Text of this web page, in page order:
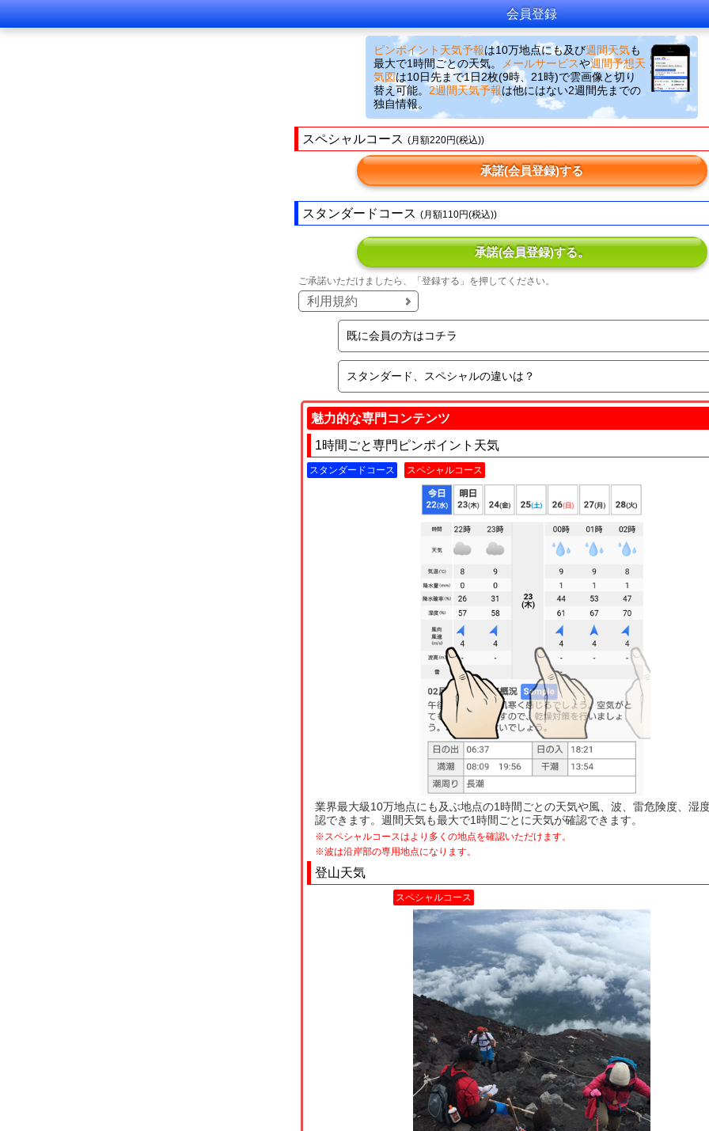
会員登録
ピンポイント天気予報は10万地点にも及び週間天気も
最大で1時間ごとの天気。
メールサービスや週間予想天
気図は10日先まで1日2枚(9時、21時)で雲画像と切り
替え可能。 2週間天気予報は他にはない2週間先までの
独自情報。
スペシャルコース (月額220円(税込))
承諾(会員登録)する
スタンダードコース (月額110円(税込))
承諾(会員登録)する。
ご承諾いただけましたら、「登録する」を押してください。
利用規約
既に会員の方はコチラ
スタンダード、スペシャルの違いは？
魅力的な専門コンテンツ
1時間ごと専門ピンポイント天気
スタンダードコース スペシャルコース
業界最大級10万地点にも及ぶ地点の1時間ごとの天気や風、波、雷危険度、湿
認できます。週間天気も最大で1時間ごとに天気が確認できます。
※スペシャルコースはより多くの地点を確認いただけます。
※波は沿岸部の専用地点になります。
登山天気
スペシャルコース